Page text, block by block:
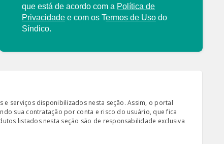
que está de acordo com a Política de
Privacidade e com os Termos de Uso do
Síndico.
serviços disponibilizados nesta seção. Assim, o portal
sua contratação por conta e risco do usuário, que fica
listados nesta seção são de responsabilidade exclusiva